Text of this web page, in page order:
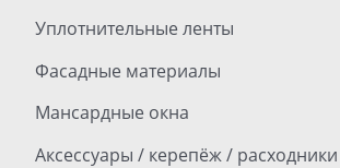
Уплотнительные ленты
Фасадные материалы
Мансардные окна
Аксессуары / керепёж / расходники